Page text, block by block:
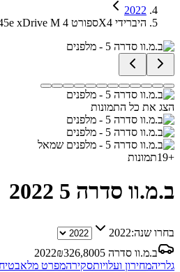
2022
545e xDrive M ספורט 4X4 היברידי
הצג את כל התמונות
+
19תמונות
ב.מ.וו סדרה 5 2022
בחרו שנה:2022
ב.מ.וו סדרה 5
2022₪326,800
גלריהמחירון ועלויותסקירהמפרט מלא